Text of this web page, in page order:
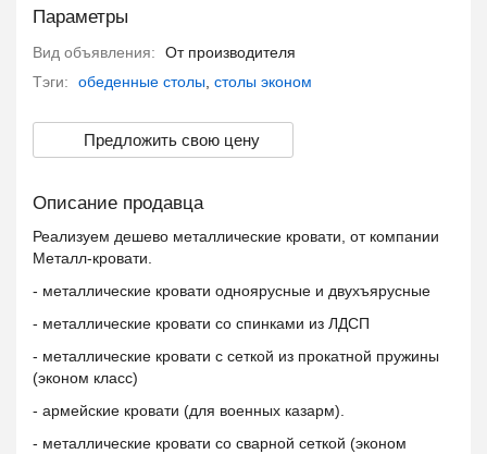
Параметры
Вид объявления:
От производителя
Тэги:
обеденные столы столы эконом
Предложить свою цену
Описание продавца
Реализуем дешево металлические кровати, от компании
Металл-кровати.
- металлические кровати одноярусные и двухъярусные
- металлические кровати со спинками из ЛДСП
- металлические кровати с сеткой из прокатной пружины
(эконом класс)
- армейские кровати (для военных казарм).
- металлические кровати со сварной сеткой (эконом